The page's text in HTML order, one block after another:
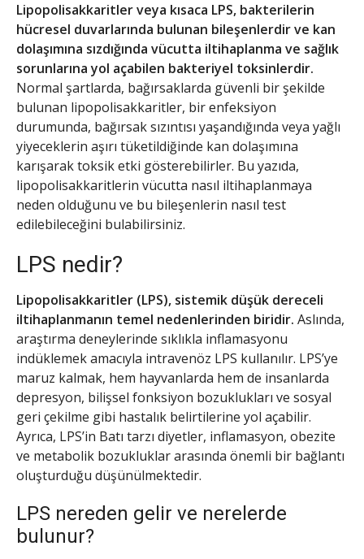
Lipopolisakkaritler veya kısaca LPS, bakterilerin
hücresel duvarlarında bulunan bileşenlerdir ve kan
dolaşımına sızdığında vücutta iltihaplanma ve sağlık
sorunlarına yol açabilen bakteriyel toksinlerdir.
Normal şartlarda, bağırsaklarda güvenli bir şekilde
bulunan lipopolisakkaritler, bir enfeksiyon
durumunda, bağırsak sızıntısı yaşandığında veya yağlı
yiyeceklerin aşırı tüketildiğinde kan dolaşımına
karışarak toksik etki gösterebilirler. Bu yazıda,
lipopolisakkaritlerin vücutta nasıl iltihaplanmaya
neden olduğunu ve bu bileşenlerin nasıl test
edilebileceğini bulabilirsiniz.
LPS nedir?
Lipopolisakkaritler (LPS), sistemik düşük dereceli
iltihaplanmanın temel nedenlerinden biridir. Aslında,
araştırma deneylerinde sıklıkla inflamasyonu
indüklemek amacıyla intravenöz LPS kullanılır. LPS’ye
maruz kalmak, hem hayvanlarda hem de insanlarda
depresyon, bilişsel fonksiyon bozuklukları ve sosyal
geri çekilme gibi hastalık belirtilerine yol açabilir.
Ayrıca, LPS’in Batı tarzı diyetler, inflamasyon, obezite
ve metabolik bozukluklar arasında önemli bir bağlantı
oluşturduğu düşünülmektedir.
LPS nereden gelir ve nerelerde
bulunur?